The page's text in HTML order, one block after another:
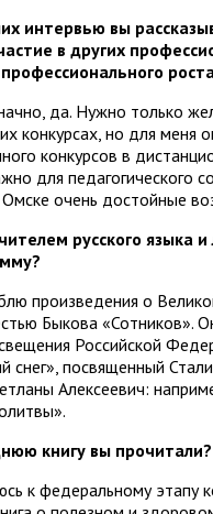
интервью вы
в других
да. Нужно только
конкурсах, но для меня
конкурсов в
для педагогического
очень достойные
русского языка
произведения о
Быкова «Сотников».
Российской
снег», посвященный
Алексеевич:
книгу вы прочитали?
к федеральному этапу